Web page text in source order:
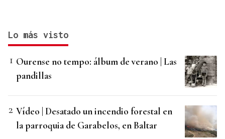
Lo más visto
Ourense no tempo: álbum de verano | Las
pandillas
Vídeo | Desatado un incendio forestal en
la parroquia de Garabelos, en Baltar